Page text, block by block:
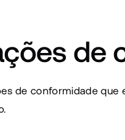
de
de conformidade